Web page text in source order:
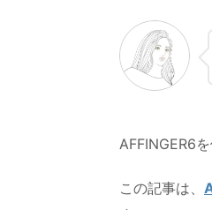
AFFINGER6
この記事は、